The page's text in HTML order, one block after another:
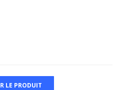
LE PRODUIT